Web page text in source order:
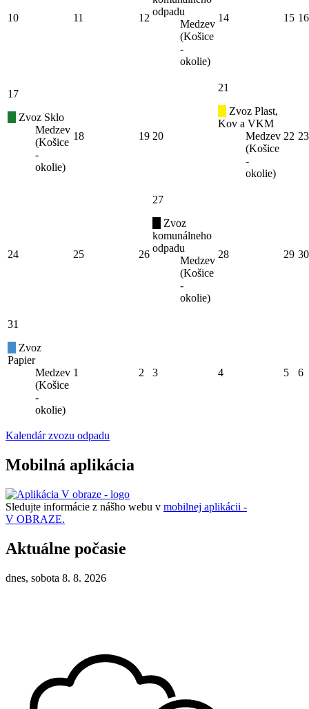
10 11 12
odpadu
Medzev
(Košice
-
okolie)
14 15 16
17
Zvoz Sklo
Medzev
(Košice
-
okolie)
18 19 20
21
Zvoz Plast,
Kov a VKM
Medzev
(Košice
-
okolie)
22 23
24 25 26
27
Zvoz
komunálneho
odpadu
Medzev
(Košice
-
okolie)
28 29 30
31
Zvoz
Papier
Medzev
(Košice
-
okolie)
1 2 3 4 5 6
Kalendár zvozu odpadu
Mobilná aplikácia
Sledujte informácie z nášho webu v mobilnej aplikácii -
V OBRAZE.
Aktuálne počasie
dnes, sobota 8. 8. 2026